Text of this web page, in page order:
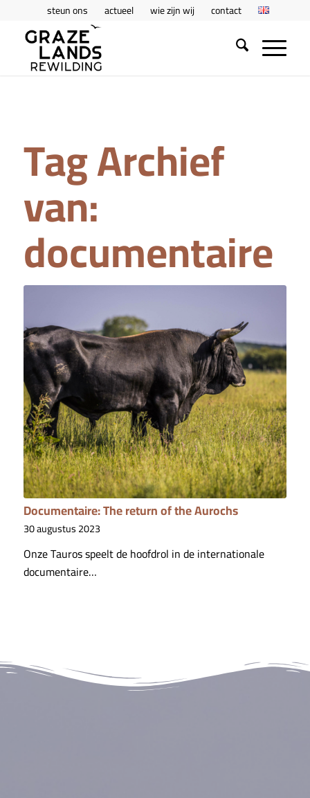
steun ons actueel wie zijn wij contact
Tag Archief
van:
documentaire
Documentaire: The return of the Aurochs
30 augustus 2023
Onze Tauros speelt de hoofdrol in de internationale
documentaire…